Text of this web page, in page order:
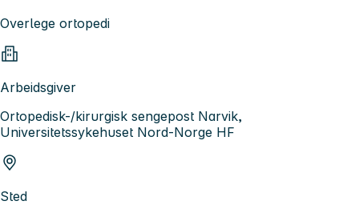
Overlege ortopedi
Arbeidsgiver
Ortopedisk-/kirurgisk sengepost Narvik,
Universitetssykehuset Nord-Norge HF
Sted